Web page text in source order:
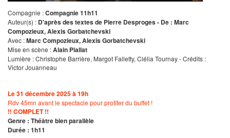
Compagnie :Compagnie 11h11
Auteur(s) : D'après des textes de Pierre Desproges - De : Marc
Compozieux, Alexis Gorbatchevski
Avec :Marc Compozieux, Alexis Gorbatchevski
Mise en scène :Alain Piallat
Lumière : Christophe Barrière, Margot Falletty, Clélia Tournay - Crédits :
Victor Jouanneau
Le 31 décembre 2025 à 19h
Rdv 45mn avant le spectacle pour profiter du buffet !
!! COMPLET !!
Genre : Théâtre bien parallèle
Durée : 1h11